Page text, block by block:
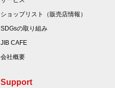
ショップリスト（販売店情報）
SDGsの取り組み
JIB CAFE
会社概要
Support